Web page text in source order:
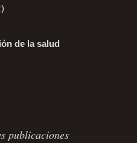
de la salud
publicaciones